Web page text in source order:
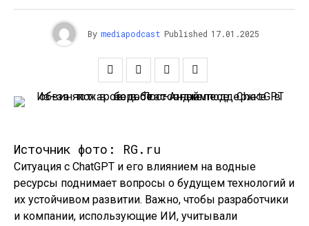
By mediapodcast Published 17.01.2025
Источник фото: RG.ru
Ситуация с ChatGPT и его влиянием на водные
ресурсы поднимает вопросы о будущем технологий и
их устойчивом развитии. Важно, чтобы разработчики
и компании, использующие ИИ, учитывали